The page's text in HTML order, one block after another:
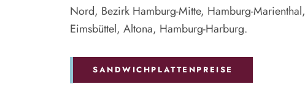
Nord, Bezirk Hamburg-Mitte, Hamburg-Marienthal,
Eimsbüttel, Altona, Hamburg-Harburg.
SANDWICHPLATTENPREISE